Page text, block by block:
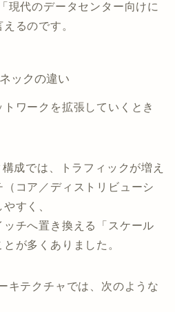
現代のデータセンター向けに
るのです。
ックの違い
ワークを拡張していくとき
成では、トラフィックが増え
コア／ディストリビューシ
すく、
チへ置き換える「スケール
が多くありました。
キテクチャでは、次のような